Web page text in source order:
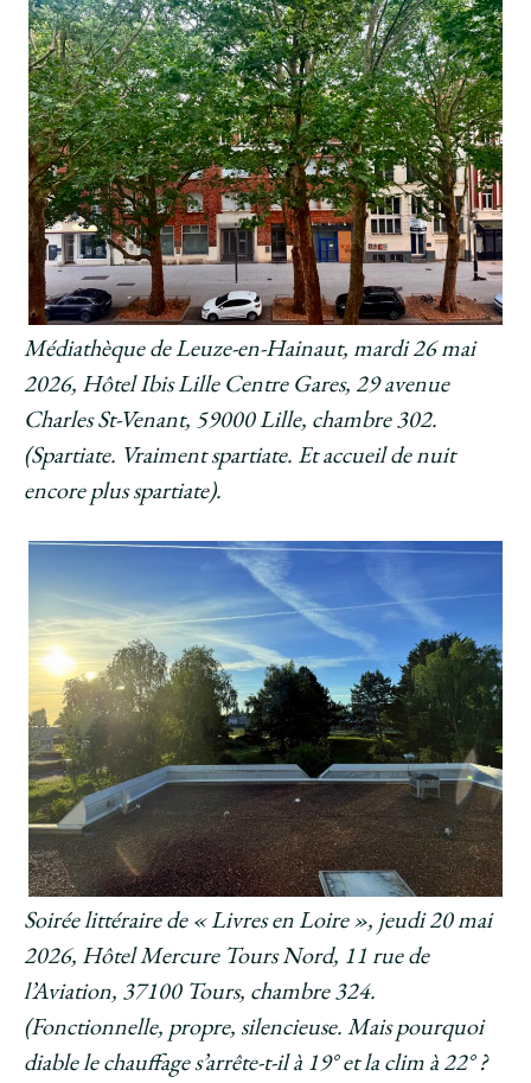
Médiathèque de Leuze-en-Hainaut, mardi 26 mai
2026, Hôtel Ibis Lille Centre Gares, 29 avenue
Charles St-Venant, 59000 Lille, chambre 302.
(Spartiate. Vraiment spartiate. Et accueil de nuit
encore plus spartiate).
Soirée littéraire de « Livres en Loire », jeudi 20 mai
2026, Hôtel Mercure Tours Nord, 11 rue de
l’Aviation, 37100 Tours, chambre 324.
(Fonctionnelle, propre, silencieuse. Mais pourquoi
diable le chauffage s’arrête-t-il à 19° et la clim à 22° ?